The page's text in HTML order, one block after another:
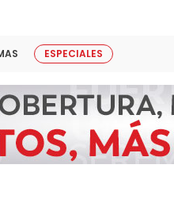
ESPECIALES